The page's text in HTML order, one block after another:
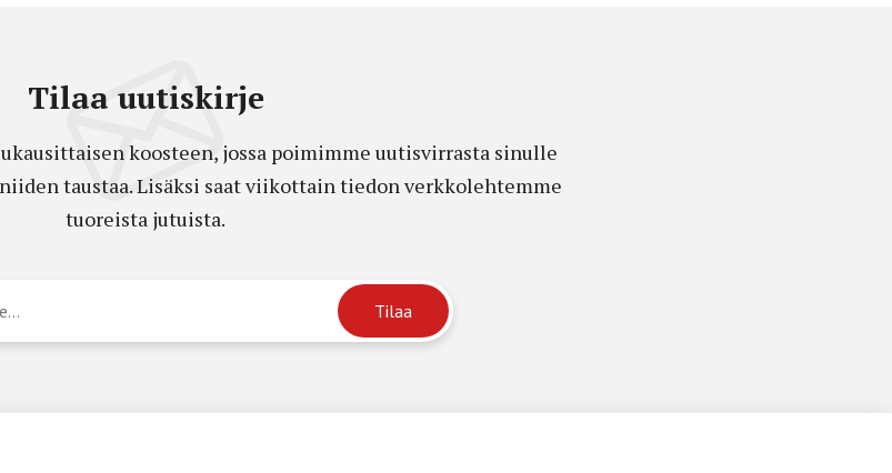
Tilaa uutiskirje
koosteen, jossa poimimme uutisvirrasta sinulle
taustaa. Lisäksi saat viikottain tiedon verkkolehtemme
tuoreista jutuista.